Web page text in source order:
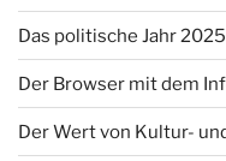
Das politische Jahr
Der Browser mit dem
Der Wert von Kultur-